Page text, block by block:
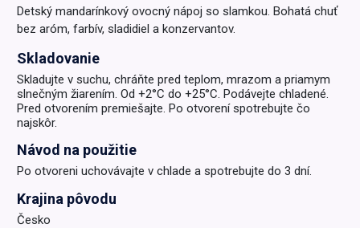
Detský mandarínkový ovocný nápoj so slamkou. Bohatá chuť
bez aróm, farbív, sladidiel a konzervantov.
Skladovanie
Skladujte v suchu, chráňte pred teplom, mrazom a priamym
slnečným žiarením. Od +2°C do +25°C. Podávejte chladené.
Pred otvorením premiešajte. Po otvorení spotrebujte čo
najskôr.
Návod na použitie
Po otvoreni uchovávajte v chlade a spotrebujte do 3 dní.
Krajina pôvodu
Česko